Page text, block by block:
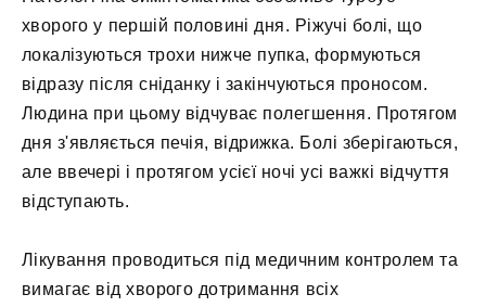
хворого у першій половині дня. Ріжучі болі, що
локалізуються трохи нижче пупка, формуються
відразу після сніданку і закінчуються проносом.
Людина при цьому відчуває полегшення. Протягом
дня з'являється печія, відрижка. Болі зберігаються,
але ввечері і протягом усієї ночі усі важкі відчуття
відступають.
Лікування проводиться під медичним контролем та
вимагає від хворого дотримання всіх